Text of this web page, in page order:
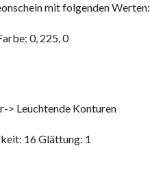
mit folgenden Werten:
0, 225, 0
> Leuchtende Konturen
16 Glättung: 1